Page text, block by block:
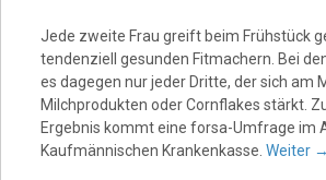
Jede zweite Frau greift beim Frühstück
tendenziell gesunden Fitmachern. Bei
es dagegen nur jeder Dritte, der sich am
Milchprodukten oder Cornflakes stärkt.
Ergebnis kommt eine forsa-Umfrage im
Kaufmännischen Krankenkasse. Weiter →